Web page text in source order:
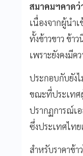
สมาคมฯคาด
เนื่องจากผู้นำ
ทั้งข้าวขาว ข้า
เพราะยังคงมีค
ประกอบกับยัง
ขณะที่ประเทศ
ปรากฏการณ์เ
ซึ่งประเทศไท
สำหรับราคาข้